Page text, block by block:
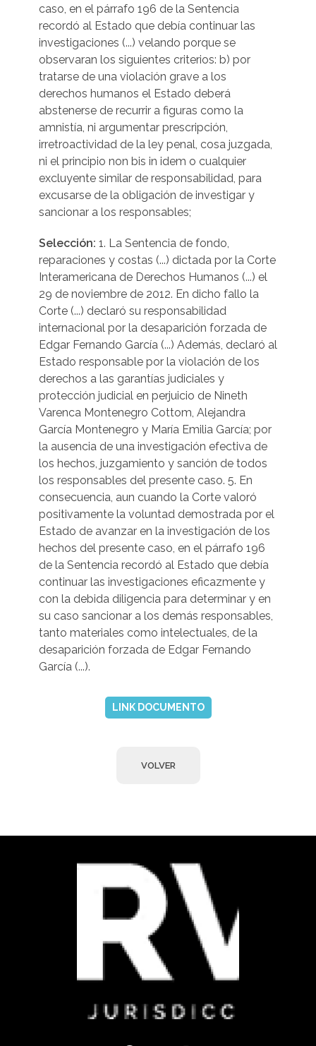
caso, en el párrafo 196 de la Sentencia
recordó al Estado que debía continuar las
investigaciones (...) velando porque se
observaran los siguientes criterios: b) por
tratarse de una violación grave a los
derechos humanos el Estado deberá
abstenerse de recurrir a figuras como la
amnistía, ni argumentar prescripción,
irretroactividad de la ley penal, cosa juzgada,
ni el principio non bis in idem o cualquier
excluyente similar de responsabilidad, para
excusarse de la obligación de investigar y
sancionar a los responsables;
Selección: 1. La Sentencia de fondo,
reparaciones y costas (...) dictada por la Corte
Interamericana de Derechos Humanos (...) el
29 de noviembre de 2012. En dicho fallo la
Corte (...) declaró su responsabilidad
internacional por la desaparición forzada de
Edgar Fernando García (...) Además, declaró al
Estado responsable por la violación de los
derechos a las garantías judiciales y
protección judicial en perjuicio de Nineth
Varenca Montenegro Cottom, Alejandra
García Montenegro y María Emilia García; por
la ausencia de una investigación efectiva de
los hechos, juzgamiento y sanción de todos
los responsables del presente caso. 5. En
consecuencia, aun cuando la Corte valoró
positivamente la voluntad demostrada por el
Estado de avanzar en la investigación de los
hechos del presente caso, en el párrafo 196
de la Sentencia recordó al Estado que debía
continuar las investigaciones eficazmente y
con la debida diligencia para determinar y en
su caso sancionar a los demás responsables,
tanto materiales como intelectuales, de la
desaparición forzada de Edgar Fernando
García (...).
LINK DOCUMENTO